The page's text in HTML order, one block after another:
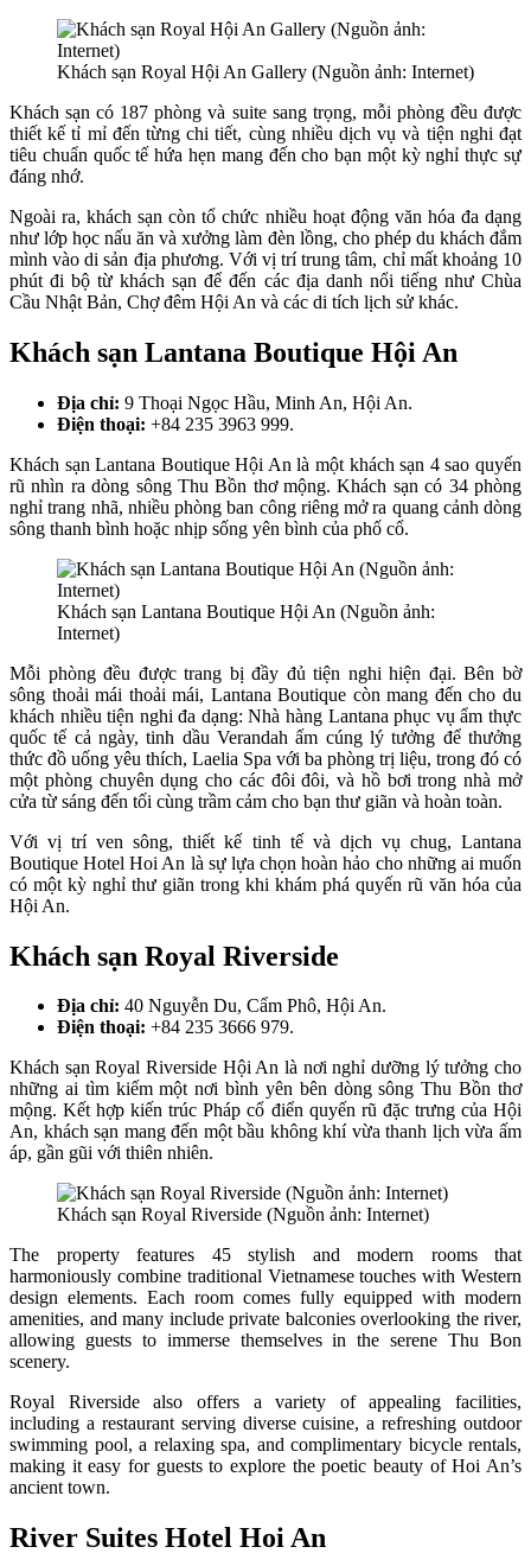
Khách sạn Royal Hội An Gallery (Nguồn ảnh: Internet)
Khách sạn có 187 phòng và suite sang trọng, mỗi phòng đều được
thiết kế tỉ mỉ đến từng chi tiết, cùng nhiều dịch vụ và tiện nghi đạt
tiêu chuẩn quốc tế hứa hẹn mang đến cho bạn một kỳ nghỉ thực sự
đáng nhớ.
Ngoài ra, khách sạn còn tổ chức nhiều hoạt động văn hóa đa dạng
như lớp học nấu ăn và xưởng làm đèn lồng, cho phép du khách đắm
mình vào di sản địa phương. Với vị trí trung tâm, chỉ mất khoảng 10
phút đi bộ từ khách sạn để đến các địa danh nổi tiếng như Chùa
Cầu Nhật Bản, Chợ đêm Hội An và các di tích lịch sử khác.
Khách sạn Lantana Boutique Hội An
Địa chỉ: 9 Thoại Ngọc Hầu, Minh An, Hội An.
Điện thoại: +84 235 3963 999.
Khách sạn Lantana Boutique Hội An là một khách sạn 4 sao quyến
rũ nhìn ra dòng sông Thu Bồn thơ mộng. Khách sạn có 34 phòng
nghỉ trang nhã, nhiều phòng ban công riêng mở ra quang cảnh dòng
sông thanh bình hoặc nhịp sống yên bình của phố cổ.
Khách sạn Lantana Boutique Hội An (Nguồn ảnh:
Internet)
Mỗi phòng đều được trang bị đầy đủ tiện nghi hiện đại. Bên bờ
sông thoải mái thoải mái, Lantana Boutique còn mang đến cho du
khách nhiều tiện nghi đa dạng: Nhà hàng Lantana phục vụ ẩm thực
quốc tế cả ngày, tinh dầu Verandah ấm cúng lý tưởng để thưởng
thức đồ uống yêu thích, Laelia Spa với ba phòng trị liệu, trong đó có
một phòng chuyên dụng cho các đôi đôi, và hồ bơi trong nhà mở
cửa từ sáng đến tối cùng trầm cảm cho bạn thư giãn và hoàn toàn.
Với vị trí ven sông, thiết kế tinh tế và dịch vụ chug, Lantana
Boutique Hotel Hoi An là sự lựa chọn hoàn hảo cho những ai muốn
có một kỳ nghỉ thư giãn trong khi khám phá quyến rũ văn hóa của
Hội An.
Khách sạn Royal Riverside
Địa chỉ: 40 Nguyễn Du, Cẩm Phô, Hội An.
Điện thoại: +84 235 3666 979.
Khách sạn Royal Riverside Hội An là nơi nghỉ dưỡng lý tưởng cho
những ai tìm kiếm một nơi bình yên bên dòng sông Thu Bồn thơ
mộng. Kết hợp kiến trúc Pháp cổ điển quyến rũ đặc trưng của Hội
An, khách sạn mang đến một bầu không khí vừa thanh lịch vừa ấm
áp, gần gũi với thiên nhiên.
Khách sạn Royal Riverside (Nguồn ảnh: Internet)
The property features 45 stylish and modern rooms that
harmoniously combine traditional Vietnamese touches with Western
design elements. Each room comes fully equipped with modern
amenities, and many include private balconies overlooking the river,
allowing guests to immerse themselves in the serene Thu Bon
scenery.
Royal Riverside also offers a variety of appealing facilities,
including a restaurant serving diverse cuisine, a refreshing outdoor
swimming pool, a relaxing spa, and complimentary bicycle rentals,
making it easy for guests to explore the poetic beauty of Hoi An’s
ancient town.
River Suites Hotel Hoi An